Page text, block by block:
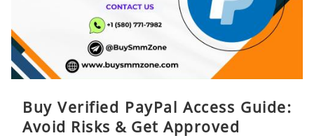
Buy Verified PayPal Access Guide:
Avoid Risks & Get Approved